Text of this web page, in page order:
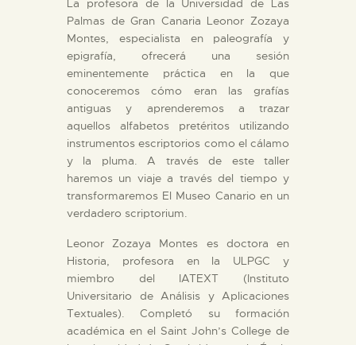
Palmas de Gran Canaria Leonor Zozaya
Montes, especialista en paleografía y
epigrafía, ofrecerá una sesión
eminentemente práctica en la que
conoceremos cómo eran las grafías
antiguas y aprenderemos a trazar
aquellos alfabetos pretéritos utilizando
instrumentos escriptorios como el cálamo
y la pluma. A través de este taller
haremos un viaje a través del tiempo y
transformaremos El Museo Canario en un
verdadero scriptorium.
Leonor Zozaya Montes es doctora en
Historia, profesora en la ULPGC y
miembro del IATEXT (Instituto
Universitario de Análisis y Aplicaciones
Textuales). Completó su formación
académica en el Saint John’s College de